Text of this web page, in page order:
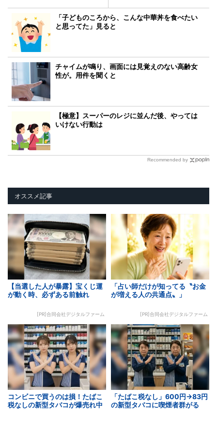
「子どものころから、こんな中華丼を食べたい
と思ってた」見ると
チャイムが鳴り、画面には見覚えのない高齢女
性が。用件を聞くと
【極意】スーパーのレジに並んだ後、やっては
いけない行動は
Recommended by
オススメ記事
【当選した人が暴露】宝くじ運
が動く時、必ずある前触れ
[PR]合同会社デジタルファーム
「占い師だけが知ってる〝お金
が増える人の共通点〟」
[PR]合同会社デジタルファーム
コンビニで買うのは損！たばこ
税なしの新型タバコが爆売れ中
「たばこ税なし」600円→83円
の新型タバコに喫煙者群がる